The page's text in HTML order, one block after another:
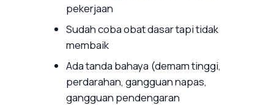
pekerjaan
Sudah coba obat dasar tapi tidak
membaik
Ada tanda bahaya (demam tinggi,
perdarahan, gangguan napas,
gangguan pendengaran